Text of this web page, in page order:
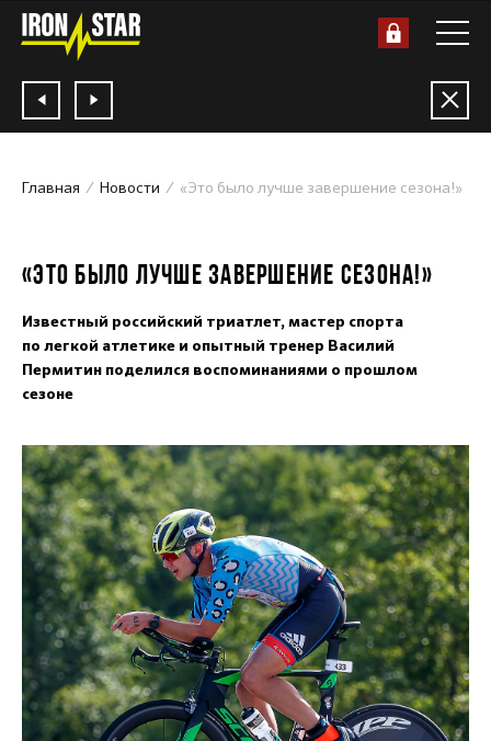
Главная Новости «Это было лучше завершение сезона!»
«ЭТО БЫЛО ЛУЧШЕ ЗАВЕРШЕНИЕ СЕЗОНА!»
Известный российский триатлет, мастер спорта
по легкой атлетике и опытный тренер Василий
Пермитин поделился воспоминаниями о прошлом
сезоне